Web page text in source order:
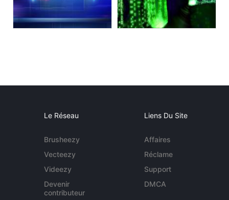
Le Réseau
Brusheezy
Vecteezy
Videezy
Devenir
contributeur
Liens Du Site
Affaires
Réclame
Support
DMCA